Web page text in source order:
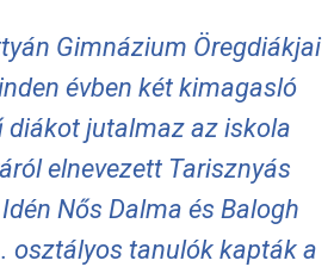
Gimnázium Öregdiákjai
évben két kimagasló
diákot jutalmaz az iskola
elnevezett Tarisznyás
Nős Dalma és Balogh
osztályos tanulók kapták a